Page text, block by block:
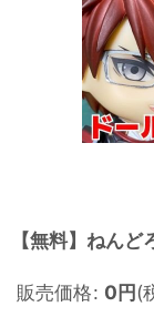
【無料】ねん
販売価格: 0円(